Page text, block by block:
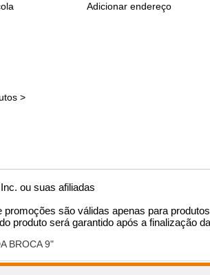
BROCA 9"
Adicionar endereço
>
ou suas afiliadas
promoções são válidas apenas para
produto será garantido após a finalização